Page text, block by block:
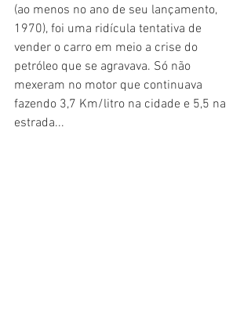
(ao menos no ano de seu lançamento,
1970), foi uma ridícula tentativa de
vender o carro em meio a crise do
petróleo que se agravava. Só não
mexeram no motor que continuava
fazendo 3,7 Km/litro na cidade e 5,5 na
estrada...